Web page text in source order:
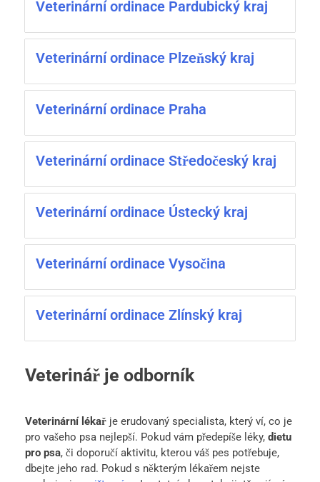
Veterinární ordinace Pardubický kraj
Veterinární ordinace Plzeňský kraj
Veterinární ordinace Praha
Veterinární ordinace Středočeský kraj
Veterinární ordinace Ústecký kraj
Veterinární ordinace Vysočina
Veterinární ordinace Zlínský kraj
Veterinář je odborník
Veterinární lékař je erudovaný specialista, který ví, co je
pro vašeho psa nejlepší. Pokud vám předepíše léky, dietu
pro psa, či doporučí aktivitu, kterou váš pes potřebuje,
dbejte jeho rad. Pokud s některým lékařem nejste